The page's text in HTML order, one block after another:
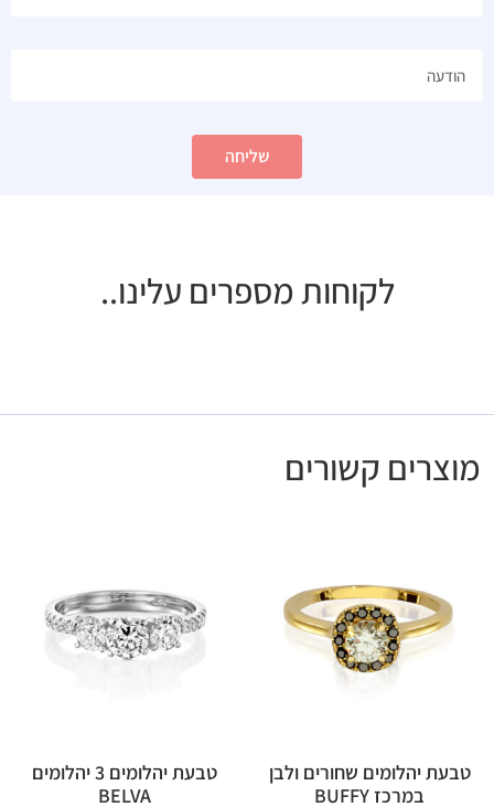
שליחה
לקוחות מספרים עלינו..
מוצרים קשורים
טבעת יהלומים שחורים ולבן
במרכז BUFFY
טבעת יהלומים 3 יהלומים
BELVA